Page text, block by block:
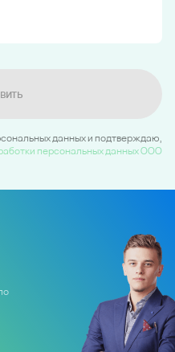
данных и подтверждаю,
персональных данных ООО